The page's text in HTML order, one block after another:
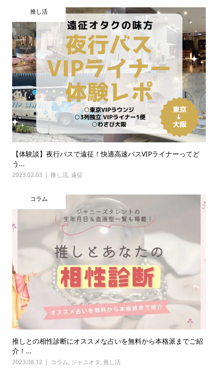
推し活
【体験談】夜行バスで遠征！快適高速バスVIPライナーってど
う...
2023.02.03 推し活, 遠征
コラム
推しとの相性診断にオススメな占いを無料から本格派までご紹
介！...
2023.08.12 コラム, ジャニオタ, 推し活